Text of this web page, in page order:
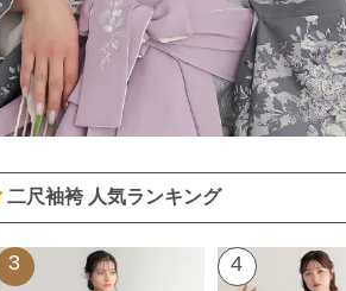
二尺袖袴 人気ランキング
3 4